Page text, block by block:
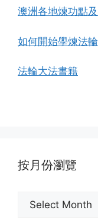
澳洲各地煉功點
如何開始學煉法
法輪大法書籍
按月份瀏覽